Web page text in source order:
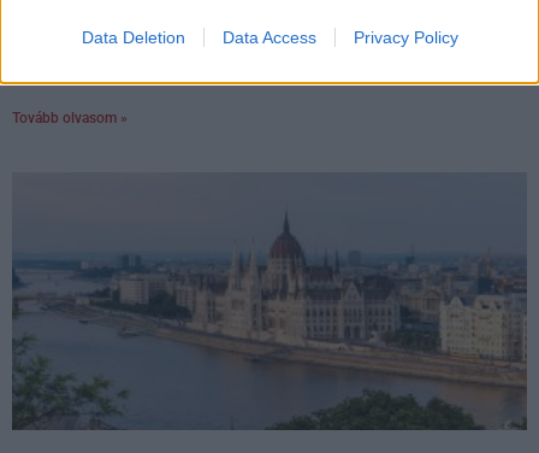
Data Deletion Data Access Privacy Policy
Robotteknológiai Diákgyőzelem a Mikroműanyagok
Tovább olvasom »